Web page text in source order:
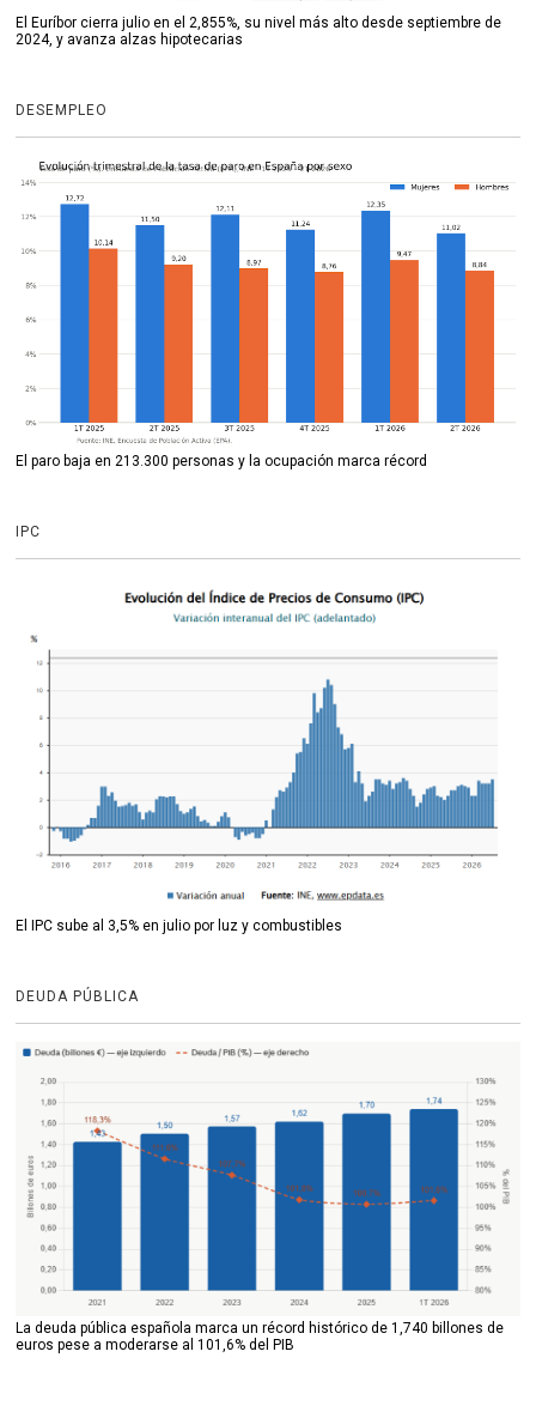
El Euríbor cierra julio en el 2,855%, su nivel más alto desde septiembre de
2024, y avanza alzas hipotecarias
DESEMPLEO
El paro baja en 213.300 personas y la ocupación marca récord
IPC
El IPC sube al 3,5% en julio por luz y combustibles
DEUDA PÚBLICA
La deuda pública española marca un récord histórico de 1,740 billones de
euros pese a moderarse al 101,6% del PIB